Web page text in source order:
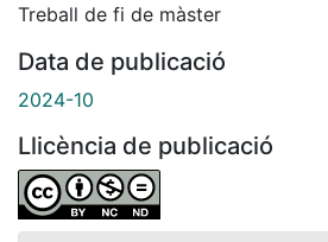
Treball de fi de màster
Data de publicació
2024-10
Llicència de publicació